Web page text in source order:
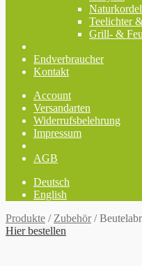
Naturkordel
Teelichter
Grill- &
Endverbraucher
Kontakt
Account
Versandarten
Widerrufsbelehrung
Impressum
AGB
Deutsch
English
Produkte / Zubehör/
Hier bestellen